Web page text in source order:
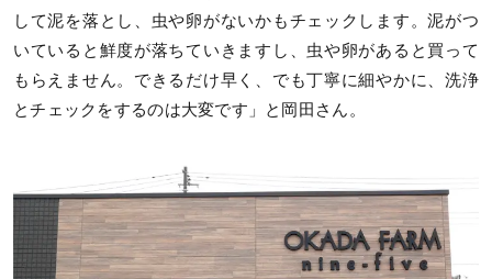
して泥を落とし、虫や卵がないかもチェックします。泥がつ
いていると鮮度が落ちていきますし、虫や卵があると買って
もらえません。できるだけ早く、でも丁寧に細やかに、洗浄
とチェックをするのは大変です」と岡田さん。